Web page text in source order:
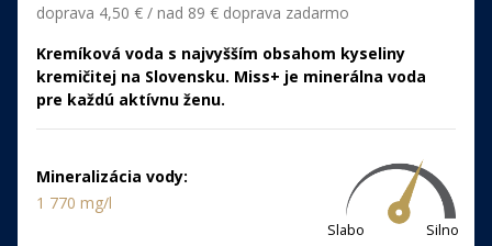
doprava 4,50 € / nad 89 € doprava zadarmo
Kremíková voda s najvyšším obsahom kyseliny
kremičitej na Slovensku. Miss+ je minerálna voda
pre každú aktívnu ženu.
Mineralizácia vody:
1 770 mg/l
Silno
Slabo